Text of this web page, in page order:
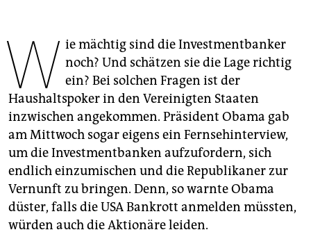
abo
genossenschaft
epaper login
W ie mächtig sind die Investmentbanker
noch? Und schätzen sie die Lage richtig
ein? Bei solchen Fragen ist der
Haushaltspoker in den Vereinigten Staaten
inzwischen angekommen. Präsident Obama gab
am Mittwoch sogar eigens ein Fernsehinterview,
um die Investmentbanken aufzufordern, sich
endlich einzumischen und die Republikaner zur
Vernunft zu bringen. Denn, so warnte Obama
düster, falls die USA Bankrott anmelden müssten,
würden auch die Aktionäre leiden.